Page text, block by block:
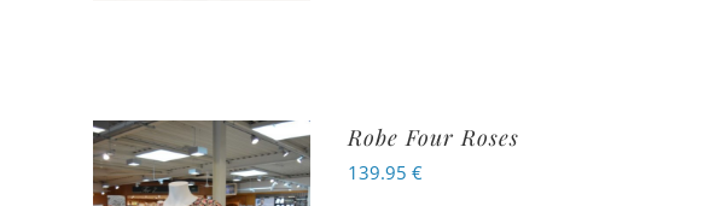
Robe Four Roses
139.95€